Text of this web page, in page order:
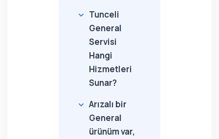
Tunceli
General
Servisi
Hangi
Hizmetleri
Sunar?
Arızalı bir
General
ürünüm var,